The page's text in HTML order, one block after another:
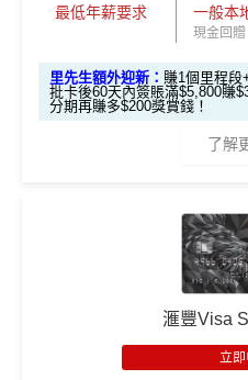
申請完填
m賺1個里程段+里賞金❗️
外里賞金#）
#每1里賞金 ≈ HK$1，可兌
全新
戶簽
5萬*
HSBC EveryMile
最低年薪要求 一般本
現金回贈
里先生額外迎新： 賺1個里程段
批卡後60天內簽賬滿$5,800賺
分期再賺多$200獎賞錢！
了解
滙豐 Red Card申請網址：
申請完填
滙豐Visa
立